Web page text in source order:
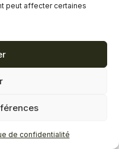
peut affecter certaines
de confidentialité